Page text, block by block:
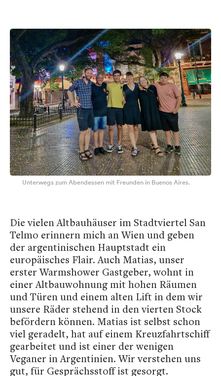
Unterwegs zum Abendessen mit Freunden in Buenos Aires.
Die vielen Altbauhäuser im Stadtviertel San
Telmo erinnern mich an Wien und geben
der argentinischen Hauptstadt ein
europäisches Flair. Auch Matias, unser
erster Warmshower Gastgeber, wohnt in
einer Altbauwohnung mit hohen Räumen
und Türen und einem alten Lift in dem wir
unsere Räder stehend in den vierten Stock
befördern können. Matias ist selbst schon
viel geradelt, hat auf einem Kreuzfahrtschiff
gearbeitet und ist einer der wenigen
Veganer in Argentinien. Wir verstehen uns
gut, für Gesprächsstoff ist gesorgt.